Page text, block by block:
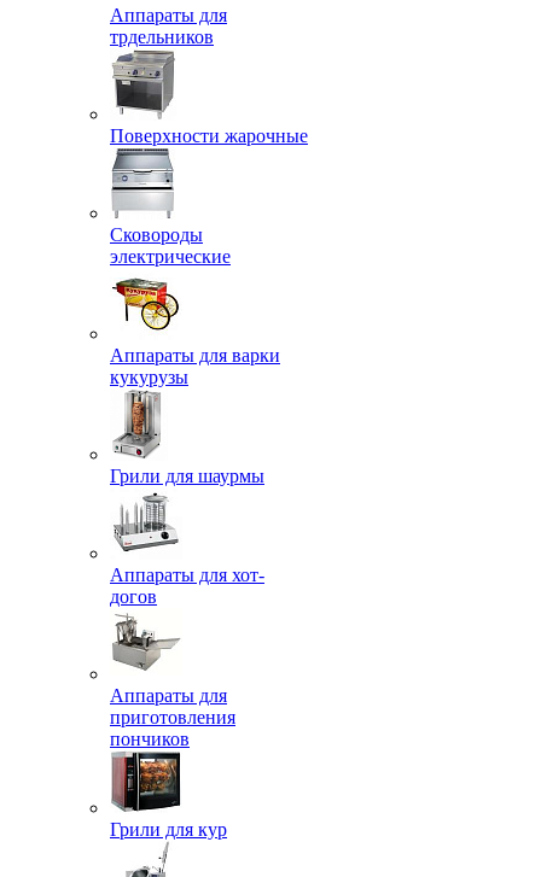
Аппараты для
трдельников
Поверхности жарочные
Сковороды
электрические
Аппараты для варки
кукурузы
Грили для шаурмы
Аппараты для хот-
догов
Аппараты для
приготовления
пончиков
Грили для кур